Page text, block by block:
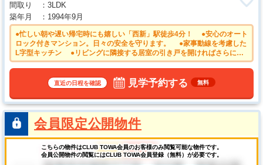
間取り
3LDK
築年月
1994年9月
●忙しい朝や遅い帰宅時にも嬉しい「西新」駅徒歩4分！ ●安心のオート
ロック付きマンション。日々の安全を守ります。 ●家事動線を考慮した
L字型キッチン ●リビングに隣接する居室の引き戸を開ければさらに開
放感が広がります。 ●2026年5月リフォーム完了済み キッチン、浴
直近の日程を確認 見学予約する 無料
会員限定公開物件
こちらの物件はCLUB TOWA会員のお客様のみ閲覧可能な物件です。
会員公開物件の閲覧にはCLUB TOWA会員登録（無料）が必要です。